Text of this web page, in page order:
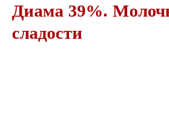
Диама 39%.
сладости